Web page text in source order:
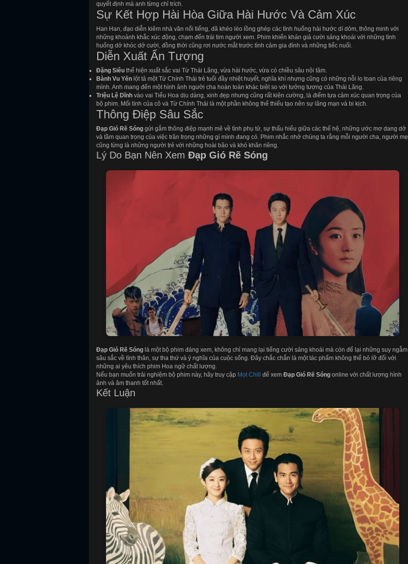
quyết định mà anh từng chỉ trích.
Sự Kết Hợp Hài Hòa Giữa Hài Hước Và Cảm Xúc
Han Han, đạo diễn kiêm nhà văn nổi tiếng, đã khéo léo lồng ghép các tình huống hài hước dí dỏm, thông minh với
những khoảnh khắc xúc động, chạm đến trái tim người xem. Phim khiến khán giả cười sảng khoái với những tình
huống dở khóc dở cười, đồng thời cũng rơi nước mắt trước tình cảm gia đình và những tiếc nuối.
Diễn Xuất Ấn Tượng
Đặng Siêu thể hiện xuất sắc vai Từ Thái Lãng, vừa hài hước, vừa có chiều sâu nội tâm.
Bành Vu Yến lột tả một Từ Chính Thái trẻ tuổi đầy nhiệt huyết, nghĩa khí nhưng cũng có những nỗi lo toan của riêng
mình. Anh mang đến một hình ảnh người cha hoàn toàn khác biệt so với tưởng tượng của Thái Lãng.
Triệu Lệ Dĩnh vào vai Tiểu Hoa dịu dàng, xinh đẹp nhưng cũng rất kiên cường, là điểm tựa cảm xúc quan trọng của
bộ phim. Mối tình của cô và Từ Chính Thái là một phần không thể thiếu tạo nên sự lãng mạn và bi kịch.
Thông Điệp Sâu Sắc
Đạp Gió Rẽ Sóng gửi gắm thông điệp mạnh mẽ về tình phụ tử, sự thấu hiểu giữa các thế hệ, những ước mơ dang dở
và tầm quan trọng của việc trân trọng những gì mình đang có. Phim nhắc nhở chúng ta rằng mỗi người cha, người mẹ
cũng từng là những người trẻ với những hoài bão và khó khăn riêng.
Lý Do Bạn Nên Xem Đạp Gió Rẽ Sóng
Đạp Gió Rẽ Sóng là một bộ phim đáng xem, không chỉ mang lại tiếng cười sảng khoái mà còn để lại những suy ngẫm
sâu sắc về tình thân, sự tha thứ và ý nghĩa của cuộc sống. Đây chắc chắn là một tác phẩm không thể bỏ lỡ đối với
những ai yêu thích phim Hoa ngữ chất lượng.
Nếu bạn muốn trải nghiệm bộ phim này, hãy truy cập Mọt Chill để xem Đạp Gió Rẽ Sóng online với chất lượng hình
ảnh và âm thanh tốt nhất.
Kết Luận